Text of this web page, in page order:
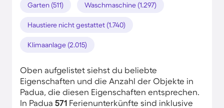
Garten (511) Waschmaschine (1.297)
Haustiere nicht gestattet (1.740)
Klimaanlage (2.015)
Oben aufgelistet siehst du beliebte
Eigenschaften und die Anzahl der Objekte in
Padua, die diesen Eigenschaften entsprechen.
In Padua 571 Ferienunterkünfte sind inklusive